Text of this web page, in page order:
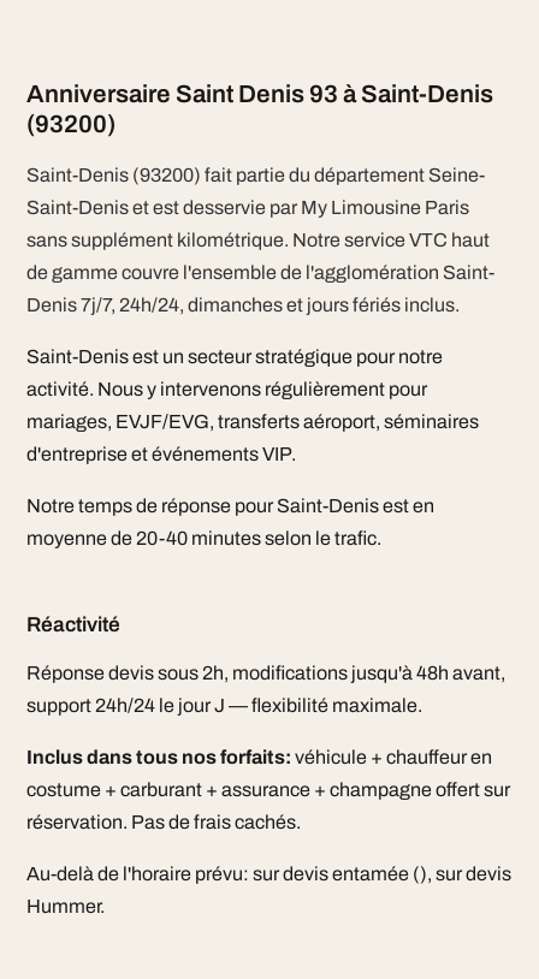
Anniversaire Saint Denis 93 à Saint-Denis
(93200)
Saint-Denis (93200) fait partie du département Seine-
Saint-Denis et est desservie par My Limousine Paris
sans supplément kilométrique. Notre service VTC haut
de gamme couvre l'ensemble de l'agglomération Saint-
Denis 7j/7, 24h/24, dimanches et jours fériés inclus.
Saint-Denis est un secteur stratégique pour notre
activité. Nous y intervenons régulièrement pour
mariages, EVJF/EVG, transferts aéroport, séminaires
d'entreprise et événements VIP.
Notre temps de réponse pour Saint-Denis est en
moyenne de 20-40 minutes selon le trafic.
Réactivité
Réponse devis sous 2h, modifications jusqu'à 48h avant,
support 24h/24 le jour J — flexibilité maximale.
Inclus dans tous nos forfaits: véhicule + chauffeur en
costume + carburant + assurance + champagne offert sur
réservation. Pas de frais cachés.
Au-delà de l'horaire prévu: sur devis entamée (), sur devis
Hummer.